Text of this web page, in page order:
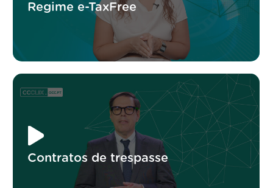
Regime e-TaxFree
Contratos de trespasse